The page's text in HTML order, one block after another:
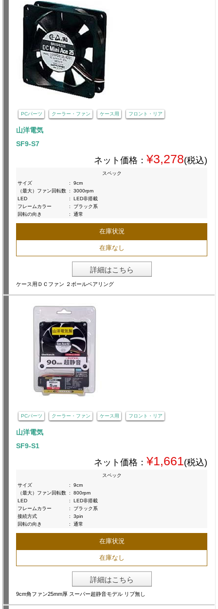
PCパーツ クーラー・ファン ケース用 フロント・リア
山洋電気
SF9-S7
ネット価格： ¥3,278(税込)
スペック
サイズ
:
9cm
（最大）ファン回転数 :
3000rpm
LED
:
LED非搭載
フレームカラー
:
ブラック系
回転の向き
: 通常
在庫状況
在庫なし
詳細はこちら
ケース用ＤＣファン ２ボールベアリング
PCパーツ クーラー・ファン ケース用 フロント・リア
山洋電気
SF9-S1
ネット価格： ¥1,661(税込)
スペック
サイズ
:
9cm
（最大）ファン回転数 :
800rpm
LED
:
LED非搭載
フレームカラー
:
ブラック系
接続方式
:
3pin
回転の向き
: 通常
在庫状況
在庫なし
詳細はこちら
9cm角ファン25mm厚 スーパー超静音モデル リブ無し